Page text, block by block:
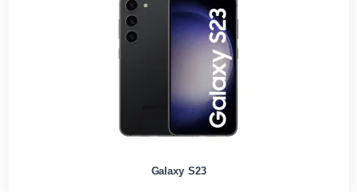
Galaxy S23